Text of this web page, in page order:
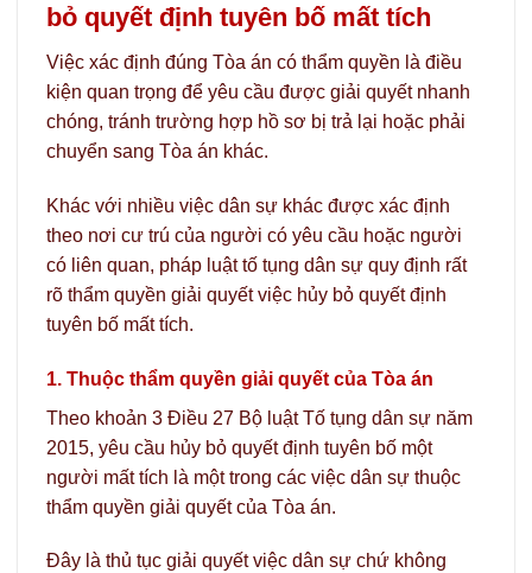
bỏ quyết định tuyên bố mất tích
Việc xác định đúng Tòa án có thẩm quyền là điều
kiện quan trọng để yêu cầu được giải quyết nhanh
chóng, tránh trường hợp hồ sơ bị trả lại hoặc phải
chuyển sang Tòa án khác.
Khác với nhiều việc dân sự khác được xác định
theo nơi cư trú của người có yêu cầu hoặc người
có liên quan, pháp luật tố tụng dân sự quy định rất
rõ thẩm quyền giải quyết việc hủy bỏ quyết định
tuyên bố mất tích.
1. Thuộc thẩm quyền giải quyết của Tòa án
Theo khoản 3 Điều 27 Bộ luật Tố tụng dân sự năm
2015, yêu cầu hủy bỏ quyết định tuyên bố một
người mất tích là một trong các việc dân sự thuộc
thẩm quyền giải quyết của Tòa án.
Đây là thủ tục giải quyết việc dân sự chứ không